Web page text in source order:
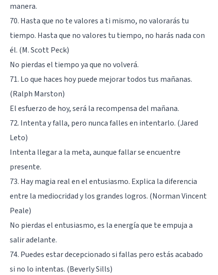
manera.
70. Hasta que no te valores a ti mismo, no valorarás tu
tiempo. Hasta que no valores tu tiempo, no harás nada con
él. (M. Scott Peck)
No pierdas el tiempo ya que no volverá.
71. Lo que haces hoy puede mejorar todos tus mañanas.
(Ralph Marston)
El esfuerzo de hoy, será la recompensa del mañana.
72. Intenta y falla, pero nunca falles en intentarlo. (Jared
Leto)
Intenta llegar a la meta, aunque fallar se encuentre
presente.
73. Hay magia real en el entusiasmo. Explica la diferencia
entre la mediocridad y los grandes logros. (Norman Vincent
Peale)
No pierdas el entusiasmo, es la energía que te empuja a
salir adelante.
74. Puedes estar decepcionado si fallas pero estás acabado
si no lo intentas. (Beverly Sills)